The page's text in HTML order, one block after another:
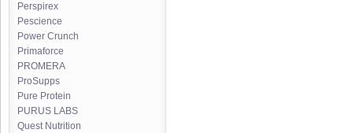
Perspirex
Pescience
Power Crunch
Primaforce
PROMERA
ProSupps
Pure Protein
PURUS LABS
Quest Nutrition